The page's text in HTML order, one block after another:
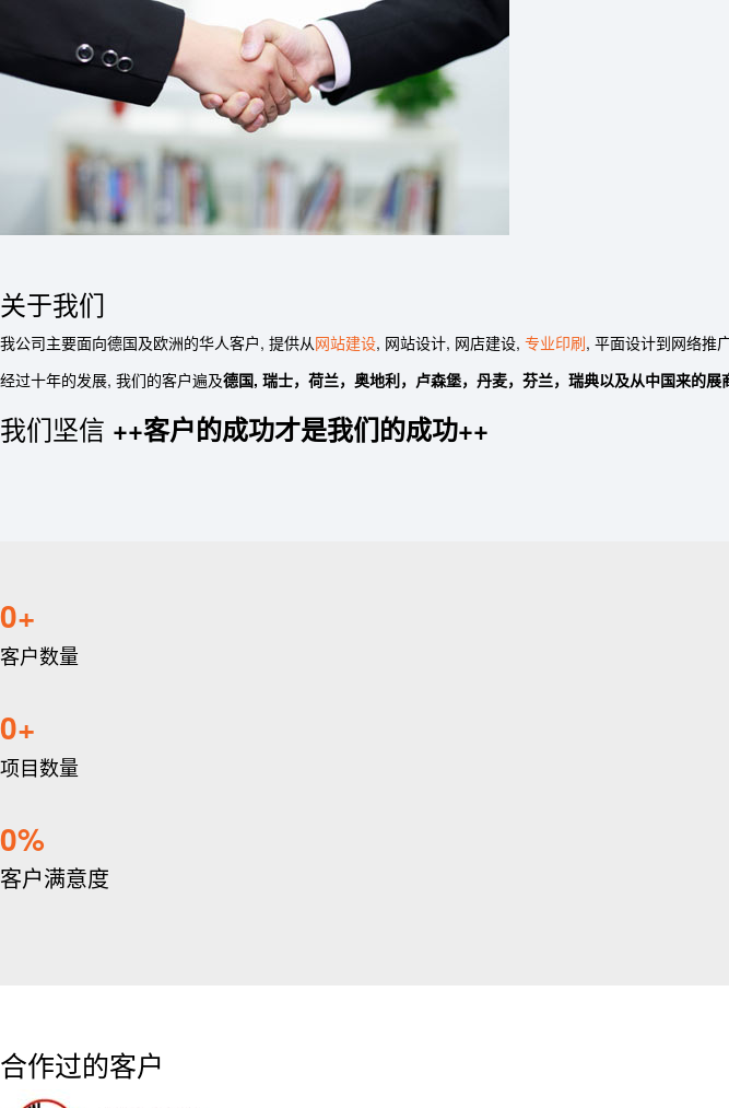
关于我们
我公司主要面向德国及欧洲的华人客户, 提供从网站建设, 网站设计, 网店建设, 专业印刷, 平面设计到网络推
经过十年的发展, 我们的客户遍及德国, 瑞士，荷兰，奥地利，卢森堡，丹麦，芬兰，瑞典以及从中国来的展
我们坚信 ++客户的成功才是我们的成功++
0
客户数量
0
项目数量
0
客户满意度
合作过的客户